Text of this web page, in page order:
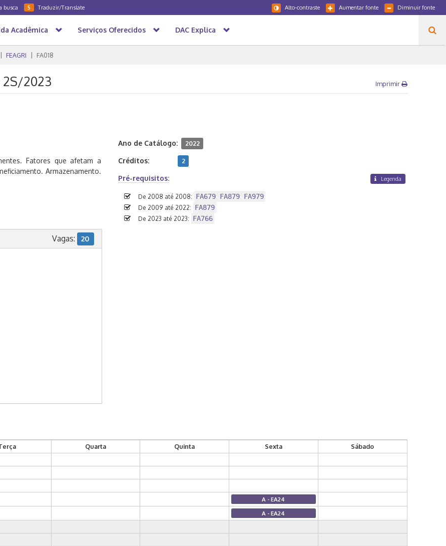
busca 5 Traduzir/Translate Diminuir fonte
Aumentar fonte
Alto-contraste
Acadêmica Serviços Oferecidos DAC Explica
FEAGRI FA018
2S/2023 Imprimir
Fatores que afetam a
Armazenamento.
Ano de Catálogo: 2022
Créditos: 2
Pré-requisitos: Legenda
De 2008 até 2008: FA679 FA879 FA979
De 2009 até 2022: FA879
De 2023 até 2023: FA766
Vagas: 20
Quarta Quinta Sexta
Sábado
A - EA24
A - EA24